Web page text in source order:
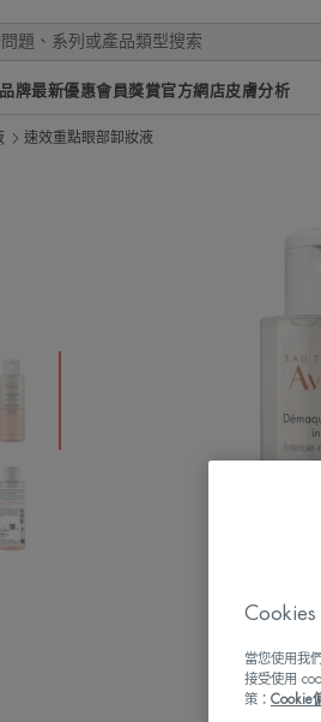
品牌最新優惠會員獎賞官方網店皮膚分析
速效重點眼部卸妝液
當您使用我
接受使用
策： Cookie